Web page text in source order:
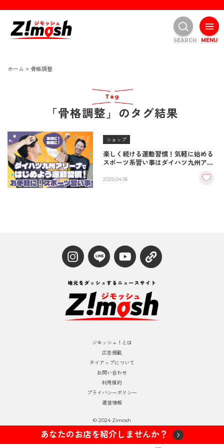
ホーム > 骨格調整
Tag
「骨格調整」のタグ結果
ショップ
楽しく続ける運動習慣！気軽に始める
スポーツ系習い事はダイハツ九州アリ
津市
2025.04.18
ジモッシュ！とは
広告掲載
タイアップについて
お問い合わせ
利用規約
プライバシーポリシー
運営情報
© 2024 Zimosh
あなたのお店を紹介しませんか？
MENU
SEARCH